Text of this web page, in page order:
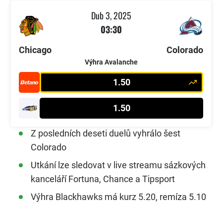
Chicago
Dub 3, 2025
03:30
Výhra Avalanche
Colorado
1.50
1.50
Z posledních deseti duelů vyhrálo šest
Colorado
Utkání lze sledovat v live streamu sázkových
kanceláří Fortuna, Chance a Tipsport
Výhra Blackhawks má kurz 5.20, remíza 5.10